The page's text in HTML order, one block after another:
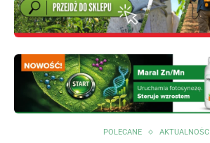
POLECANE AKTUALNOŚCI